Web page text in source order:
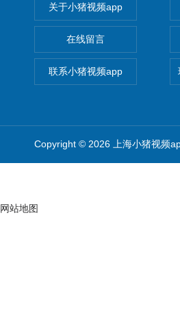
关于小猪视频app
在线留言
联系小猪视频app
Copyright © 2026 上海小猪视频
网站地图